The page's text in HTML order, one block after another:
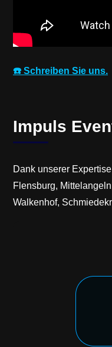
☎️ Schreiben Sie uns.
Impuls
Dank unserer
Flensburg,
Walkenhof,